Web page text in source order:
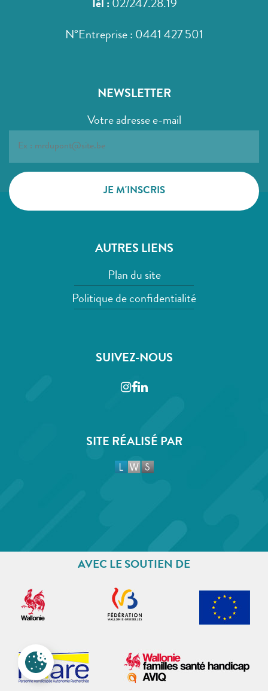
Tél : 02/247.28.19
N°Entreprise : 0441 427 501
NEWSLETTER
Votre adresse e-mail
AUTRES LIENS
Plan du site
Politique de confidentialité
SUIVEZ-NOUS
Instagram
Facebook
LinkedIn
SITE RÉALISÉ PAR
AVEC LE SOUTIEN DE